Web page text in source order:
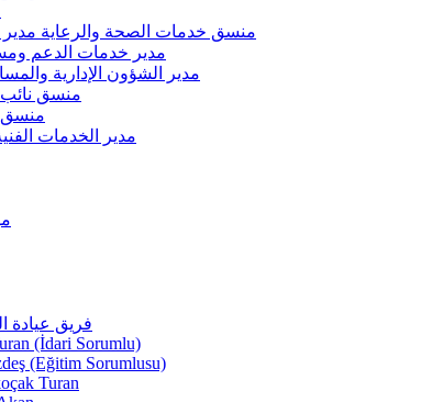
منسق خدمات الصحة والرعاية
مدير خدمات الدعم
مدير الشؤون الإدارية
منسق نائب
منسق
مدير الخدمات
فريق عيادة
(İdari Sorumlu)
(Eğitim Sorumlusu)
Turan